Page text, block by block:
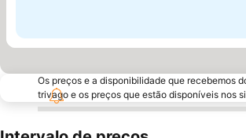
Os preços e a disponibilidade que recebemos
trivago e os preços que estão disponíveis nos